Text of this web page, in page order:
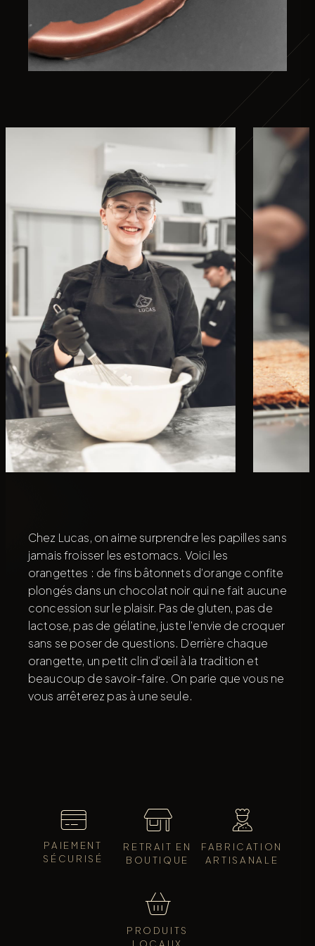
Chez Lucas, on aime surprendre les papilles sans
jamais froisser les estomacs. Voici les
orangettes : de fins bâtonnets d’orange confite
plongés dans un chocolat noir qui ne fait aucune
concession sur le plaisir. Pas de gluten, pas de
lactose, pas de gélatine, juste l’envie de croquer
sans se poser de questions. Derrière chaque
orangette, un petit clin d’œil à la tradition et
beaucoup de savoir-faire. On parie que vous ne
vous arrêterez pas à une seule.
PAIEMENT
SÉCURISÉ
RETRAIT EN
BOUTIQUE
FABRICATION
ARTISANALE
PRODUITS
LOCAUX